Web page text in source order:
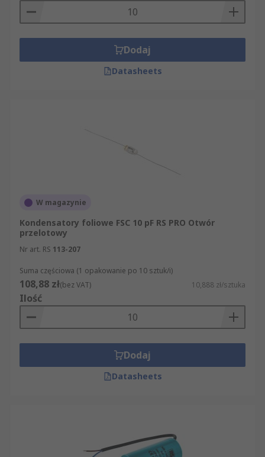
Dodaj
Datasheets
W magazynie
Kondensatory foliowe FSC 10 pF RS PRO Otwór
przelotowy
Nr art. RS 113-207
Suma częściowa (1 opakowanie po 10 sztuk/i)
108,88 zł(bez VAT) 10,888 zł/sztuka
Ilość
Dodaj
Datasheets